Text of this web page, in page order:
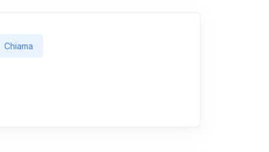
Chiama